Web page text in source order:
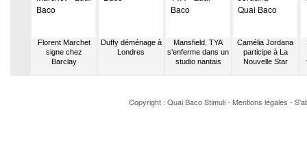
Florent Marchet
signe chez
Barclay
Duffy déménage à
Londres
Mansfield. TYA
s’enferme dans un
studio nantais
Camélia Jordana
participe à La
Nouvelle Star
Copyright : Quai BacoStimuli- Mentions légales -